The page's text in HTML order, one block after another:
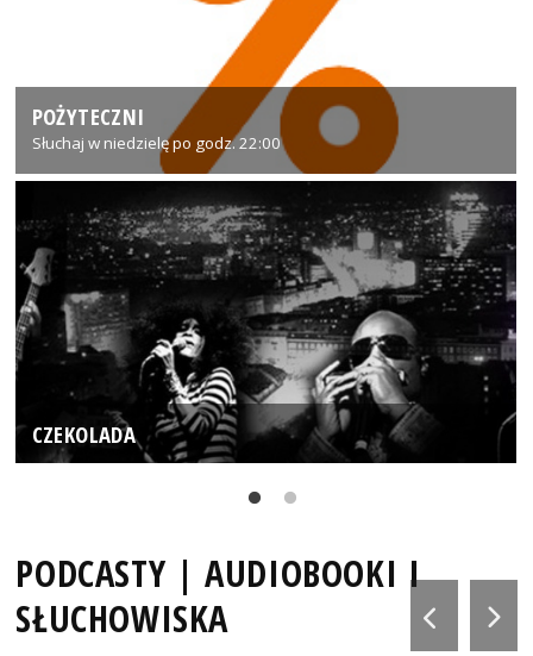
POŻYTECZNI
Słuchaj w niedzielę po godz. 22:00
CZEKOLADA
PODCASTY | AUDIOBOOKI I
SŁUCHOWISKA